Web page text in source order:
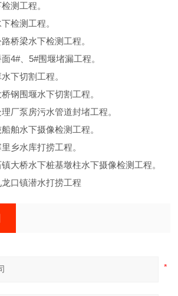
测工程。
检测工程。
桥梁水下检测工程。
4#、5#围堰堵漏工程。
下切割工程。
钢围堰水下切割工程。
厂泵房污水管道封堵工程。
舶水下摄像检测工程。
乡水库打捞工程。
大桥水下桩基墩柱水下摄像检测工程。
口镇潜水打捞工程